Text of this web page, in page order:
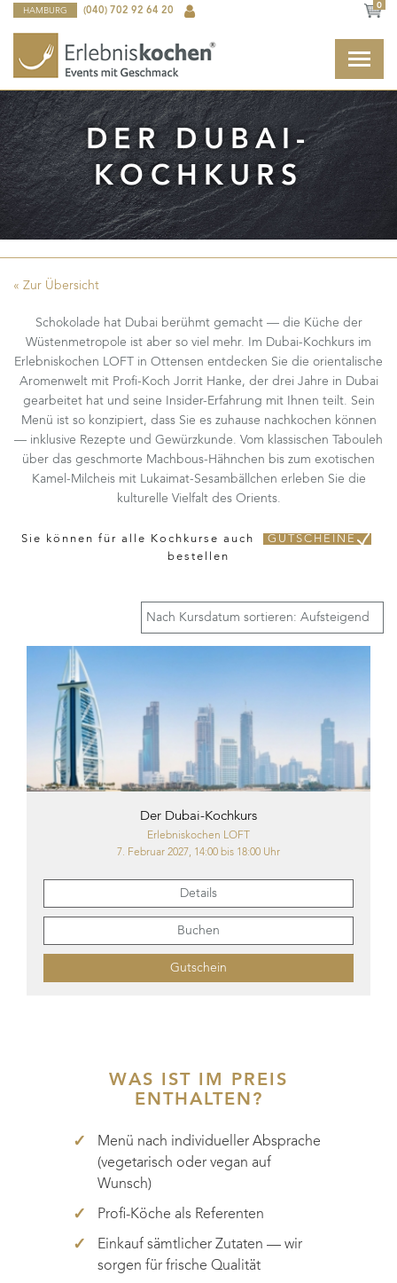
HAMBURG (040) 702 92 64 20
0
DER DUBAI-
KOCHKURS
« Zur Übersicht
Schokolade hat Dubai berühmt gemacht — die Küche der
Wüstenmetropole ist aber so viel mehr. Im Dubai-Kochkurs im
Erlebniskochen LOFT in Ottensen entdecken Sie die orientalische
Aromenwelt mit Profi-Koch Jorrit Hanke, der drei Jahre in Dubai
gearbeitet hat und seine Insider-Erfahrung mit Ihnen teilt. Sein
Menü ist so konzipiert, dass Sie es zuhause nachkochen können
— inklusive Rezepte und Gewürzkunde. Vom klassischen Tabouleh
über das geschmorte Machbous-Hähnchen bis zum exotischen
Kamel-Milcheis mit Lukaimat-Sesambällchen erleben Sie die
kulturelle Vielfalt des Orients.
Sie können für alle Kochkurse auch
GUTSCHEINE
bestellen
Der Dubai-Kochkurs
Erlebniskochen LOFT
7. Februar 2027, 14:00 bis 18:00 Uhr
Details
Buchen
Gutschein
Varianten
auf.
Optionen
können
Produktseite
gewählt
werden
WAS IST IM PREIS
ENTHALTEN?
Menü nach individueller Absprache
(vegetarisch oder vegan auf
Wunsch)
Profi-Köche als Referenten
Einkauf sämtlicher Zutaten — wir
sorgen für frische Qualität